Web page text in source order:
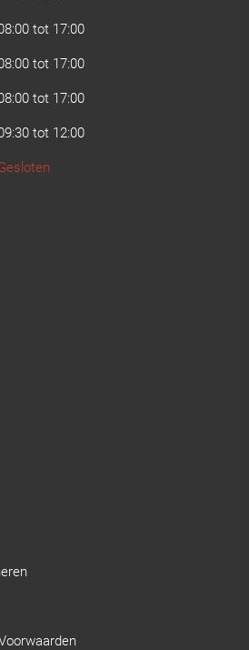
tot 17:00
tot 17:00
tot 17:00
tot 12:00